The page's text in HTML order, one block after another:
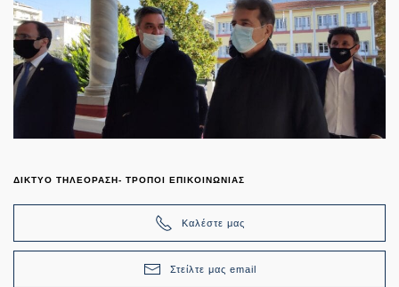
ΔΙΚΤΥΟ ΤΗΛΕΟΡΑΣΗ- ΤΡΟΠΟΙ ΕΠΙΚΟΙΝΩΝΙΑΣ
Καλέστε μας
Στείλτε μας email